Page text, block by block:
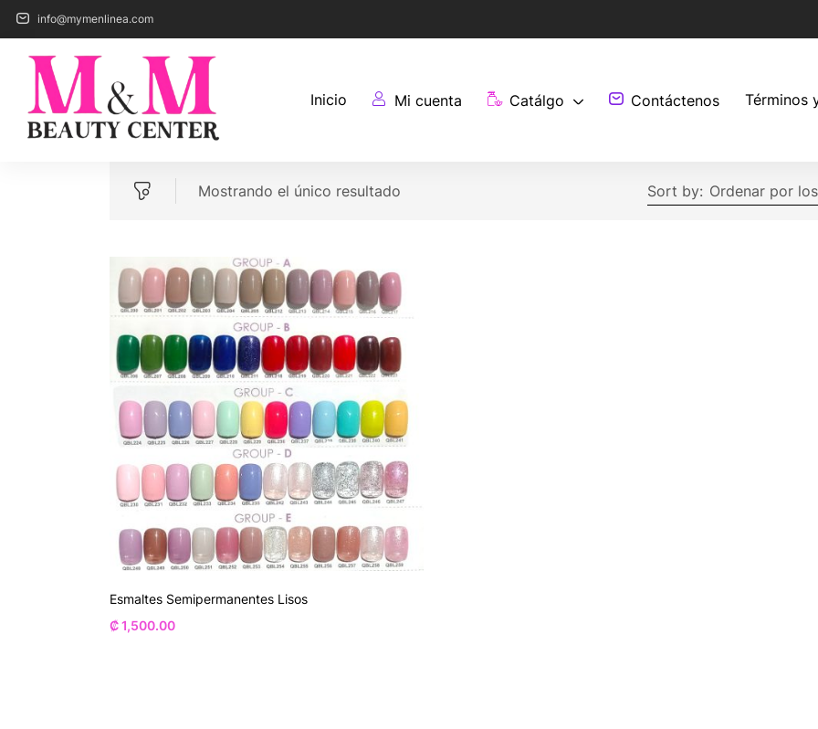
info@mymenlinea.com
Inicio Mi cuenta Catálgo Contáctenos Términos
Mostrando el único resultado Sort by: Ordenar por
Esmaltes Semipermanentes Lisos
₡1,500.00